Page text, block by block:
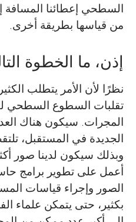
السطحي إعطائنا المسافة
من قياسها بطريقة أخرى.
إذن، ما الخطوة
نظرًا لأن الأمر يتطلب
تقلبات السطوع السطحي
المجرات. سيكون هناك
الجديدة في المستقبل،
وبذلك سيكون لدينا صور
أعمل على تطوير برامج
الصور وإجراء قياسات
بكثير، حتى يتمكن علماء